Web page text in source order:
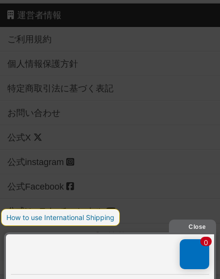
運営者情報
ご利用規約
個人情報保護方針
特定商取引法に基づく表記
お問い合わせ
公式X
公式instagram
公式Facebook
公式YouTubeチャンネル
Copyright (c)